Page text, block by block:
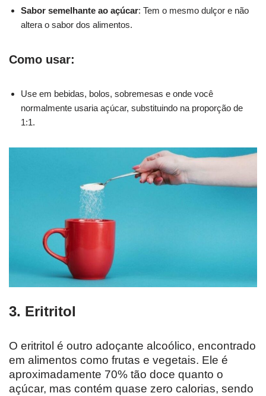
Sabor semelhante ao açúcar: Tem o mesmo dulçor e não
altera o sabor dos alimentos.
Como usar:
Use em bebidas, bolos, sobremesas e onde você
normalmente usaria açúcar, substituindo na proporção de
1:1.
3. Eritritol
O eritritol é outro adoçante alcoólico, encontrado
em alimentos como frutas e vegetais. Ele é
aproximadamente 70% tão doce quanto o
açúcar, mas contém quase zero calorias, sendo